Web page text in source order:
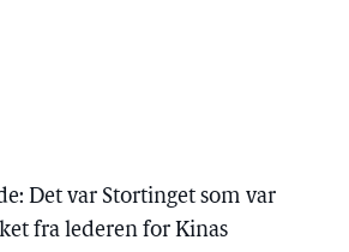
Det var Stortinget som var
fra lederen for Kinas